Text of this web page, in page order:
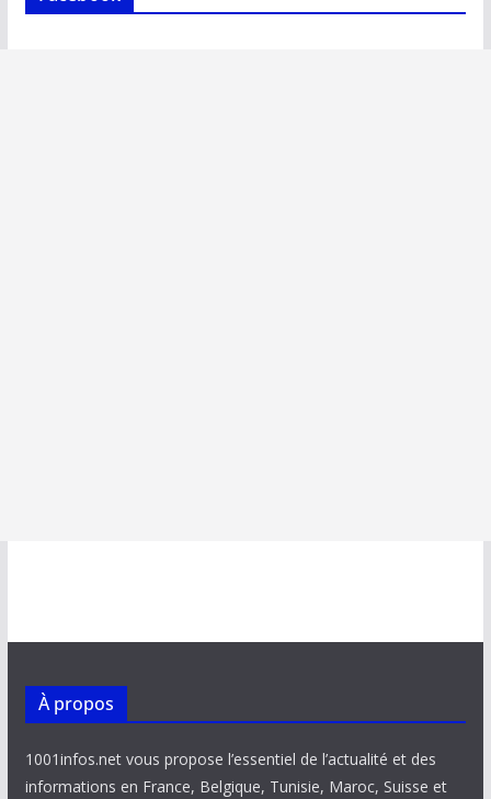
À propos
1001infos.net vous propose l’essentiel de l’actualité et des
informations en France, Belgique, Tunisie, Maroc, Suisse et